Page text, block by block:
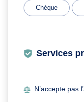
Chèque
Services
N’accepte pas